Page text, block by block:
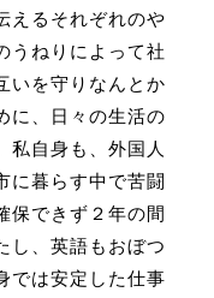
えるそれぞれのや
うねりによって社
いを守りなんとか
に、日々の生活の
私自身も、外国人
に暮らす中で苦闘
保できず２年の間
し、英語もおぼつ
では安定した仕事